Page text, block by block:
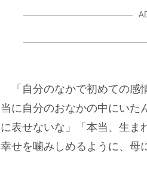
「自分のなかで初めての感
当に自分のおなかの中にいた
に表せないな」「本当、生ま
幸せを噛みしめるように、母